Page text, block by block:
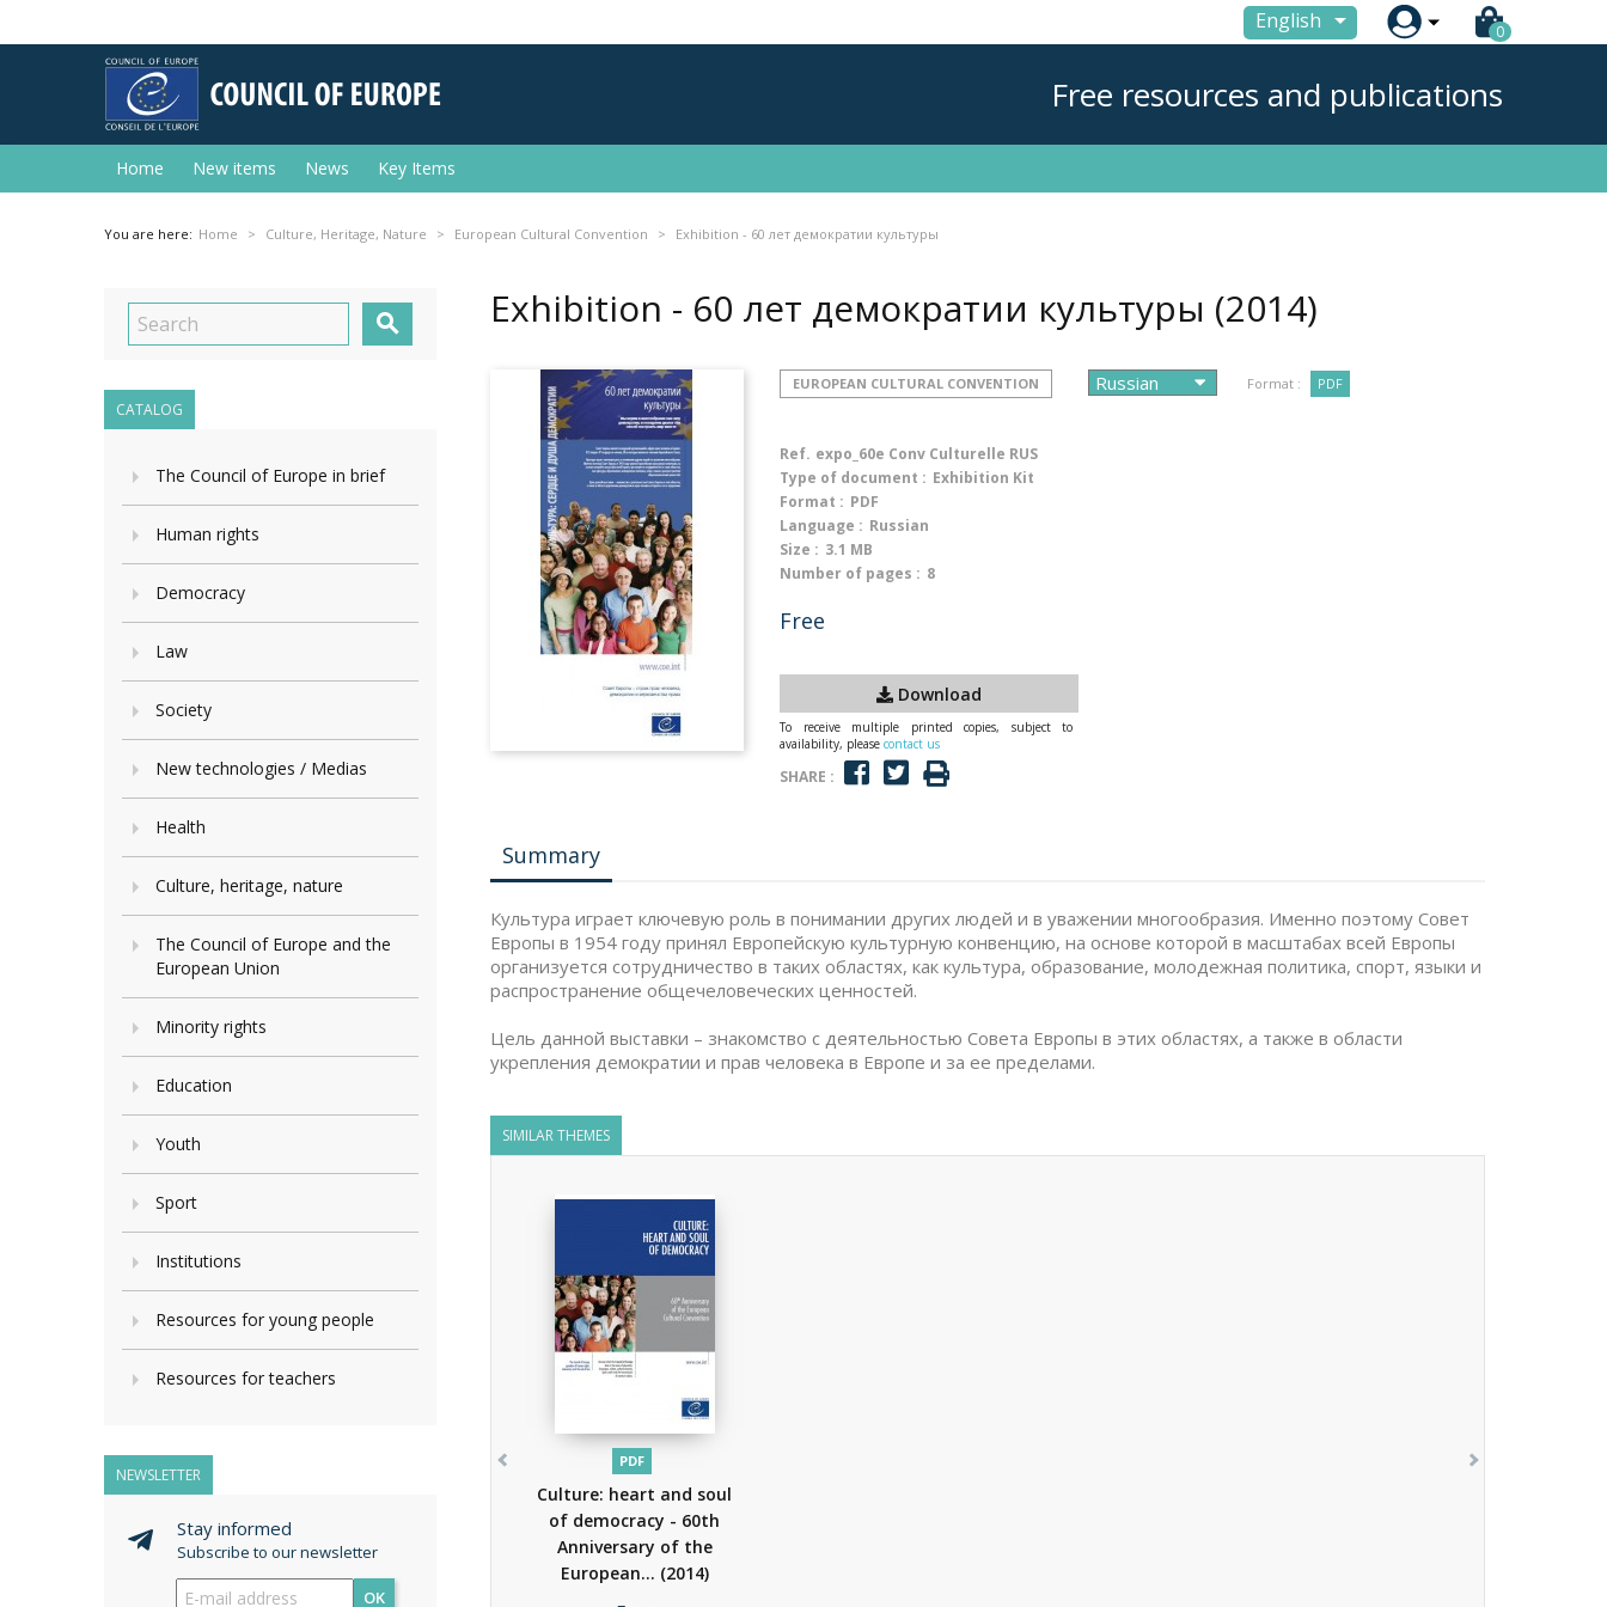
English  0
Free resources and publications
Home New items News Key Items
You are here: Home Culture, Heritage, Nature European Cultural Convention Exhibition - 60 лет демократии культуры

CATALOG
The Council of Europe in brief
Human rights
Democracy
Law
Society
New technologies / Medias
Health
Culture, heritage, nature
The Council of Europe and the
European Union
Minority rights
Education
Youth
Sport
Institutions
Resources for young people
Resources for teachers
NEWSLETTER
Stay informed
Subscribe to our newsletter
OK
Exhibition - 60 лет демократии культуры (2014)
EUROPEAN CULTURAL CONVENTION Format : PDF
Ref. expo_60e Conv Culturelle RUS
Type of document : Exhibition Kit
Format : PDF
Language : Russian
Size : 3.1 MB
Number of pages : 8
Free
Download
To receive multiple printed copies, subject to
availability, please contact us
SHARE :
Summary
Культура играет ключевую роль в понимании других людей и в уважении многообразия. Именно поэтому Совет
Европы в 1954 году принял Европейскую культурную конвенцию, на основе которой в масштабах всей Европы
организуется сотрудничество в таких областях, как культура, образование, молодежная политика, спорт, языки и
распространение общечеловеческих ценностей.
Цель данной выставки – знакомство с деятельностью Совета Европы в этих областях, а также в области
укрепления демократии и прав человека в Европе и за ее пределами.
SIMILAR THEMES
PDF
Culture: heart and soul
of democracy - 60th
Anniversary of the
European... (2014)